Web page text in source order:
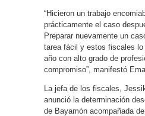
“Hicieron un trabajo
prácticamente el caso
Preparar nuevamente un
tarea fácil y estos fiscales lo
año con alto grado de
compromiso”, manifestó
La jefa de los fiscales,
anunció la determinación
de Bayamón acompañada